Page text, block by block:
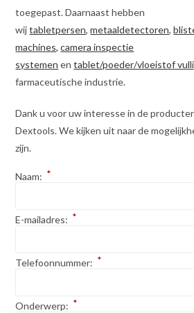
toegepast. Daarnaast hebben
wijtabletpersen,metaaldetectoren,
machines, camera inspectie
systemen entablet/poeder/vloeistof
farmaceutische industrie.
Dank u voor uw interesse in de
Dextools. We kijken uit naar de
zijn.
Naam: *
E-mailadres: *
Telefoonnummer: *
Onderwerp: *